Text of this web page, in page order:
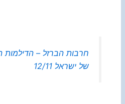
חרבות הברזל – הדילמות
של ישראל 12/11